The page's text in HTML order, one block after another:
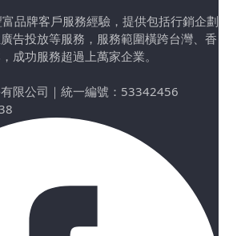
品牌客戶服務經驗，提供包括行銷企劃
告投放等服務，服務範圍橫跨台灣、香
成功服務超過上萬家企業。
限公司 ｜ 統一編號：53342456